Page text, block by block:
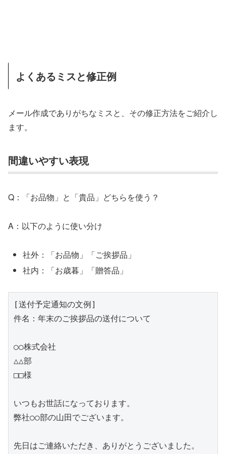
よくあるミスと修正例
メール作成でありがちなミスと、その修正方法をご紹介し
ます。
間違いやすい表現
Q：「お品物」と「貴品」どちらを使う？
A：以下のように使い分け
社外：「お品物」「ご挨拶品」
社内：「お歳暮」「贈答品」
[送付予定通知の文例]
件名：年末のご挨拶品の送付について
○○株式会社
△△部
□□様
いつもお世話になっております。
弊社○○部の山田でございます。
先日はご連絡いただき、ありがとうございました。